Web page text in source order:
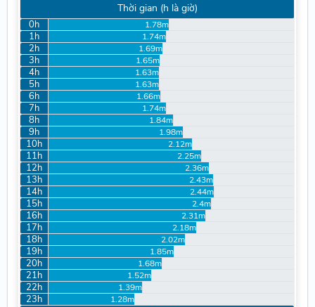
Thời gian (h là giờ)
0h 1.78m
1h 1.74m
2h 1.69m
3h 1.65m
4h 1.63m
5h 1.63m
6h 1.66m
7h 1.74m
8h 1.84m
9h 1.98m
10h 2.12m
11h 2.25m
12h 2.36m
13h 2.43m
14h 2.44m
15h 2.4m
16h 2.31m
17h 2.18m
18h 2.02m
19h 1.85m
20h 1.68m
21h 1.52m
22h 1.39m
23h 1.28m